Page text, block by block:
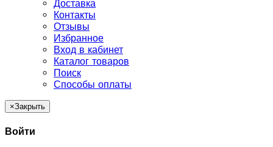
Доставка
Контакты
Отзывы
Избранное
Вход в кабинет
Каталог товаров
Поиск
Способы оплаты
×Закрыть
Войти